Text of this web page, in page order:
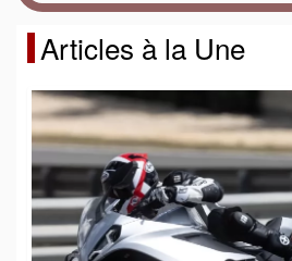
Articles à la Une